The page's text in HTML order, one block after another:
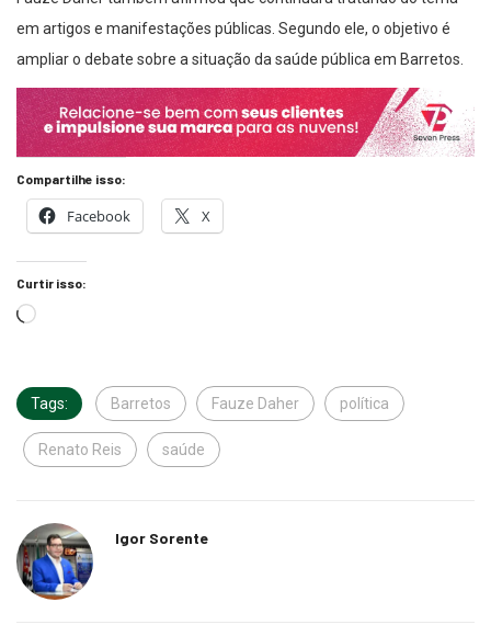
em artigos e manifestações públicas. Segundo ele, o objetivo é
ampliar o debate sobre a situação da saúde pública em Barretos.
Compartilhe isso:
Facebook X
Curtir isso:
Tags: Barretos Fauze Daher política
Renato Reis saúde
Igor Sorente